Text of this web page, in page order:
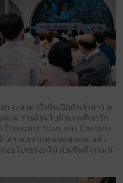
จะส่งมาถึงซีนเปิดตัวเจ้าสาว ห
แม่ รายล้อมไปด้วยคนที่เรารัก
Thousand Years ของ Christina
จ้าสาวต่อจากคุณพ่อคุณแม่ แล้ว
คอยโปรยดอกไม้ เป็นซีนที่โรแมน